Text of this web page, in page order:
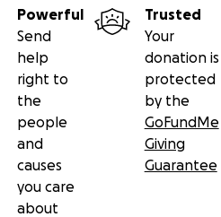
Powerful
Send
help
right to
the
people
and
causes
you care
about
Trusted
Your
donation is
protected
by the
GoFundMe
Giving
Guarantee